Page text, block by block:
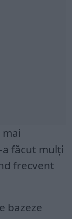
mai
făcut mulți
frecvent
bazeze